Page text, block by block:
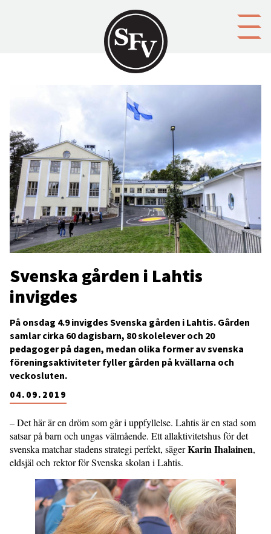
Svenska gården i Lahtis
invigdes
04.09.2019
På onsdag 4.9 invigdes Svenska gården i Lahtis. Gården
samlar cirka 60 dagisbarn, 80 skolelever och 20
pedagoger på dagen, medan olika former av svenska
föreningsaktiviteter fyller gården på kvällarna och
veckosluten.
– Det här är en dröm som går i uppfyllelse. Lahtis är en stad som
satsar på barn och ungas välmående. Ett allaktivitetshus för det
svenska matchar stadens strategi perfekt, sägerKarin Ihalainen,
eldsjäl och rektor för Svenska skolan i Lahtis.